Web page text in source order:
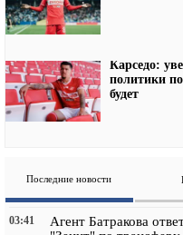
Карседо:
политики
будет
Последние новости
03:41
Агент Батракова